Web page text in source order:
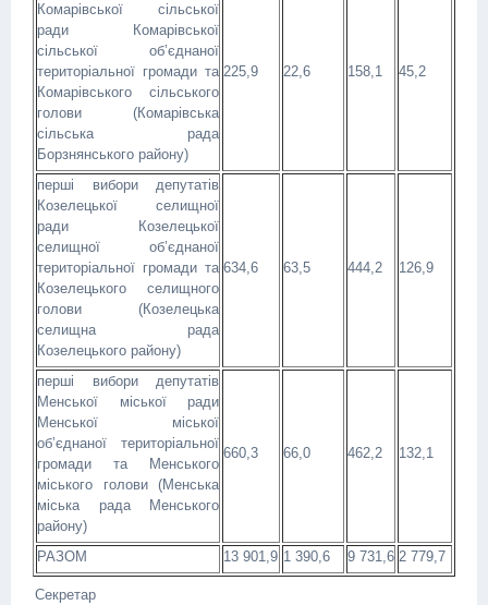
Комарівської сільської
ради Комарівської
сільської об’єднаної
територіальної громади та
Комарівського сільського
голови (Комарівська
сільська рада
Борзнянського району)
225,9 22,6 158,1 45,2
перші вибори депутатів
Козелецької селищної
ради Козелецької
селищної об’єднаної
територіальної громади та
Козелецького селищного
голови (Козелецька
селищна рада
Козелецького району)
634,6 63,5 444,2 126,9
перші вибори депутатів
Менської міської ради
Менської міської
об’єднаної територіальної
громади та Менського
міського голови (Менська
міська рада Менського
району)
660,3 66,0 462,2 132,1
РАЗОМ 13 901,9 1 390,6 9 731,6 2 779,7
Секретар